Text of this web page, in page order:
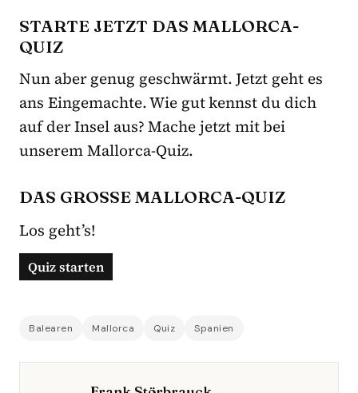
STARTE JETZT DAS MALLORCA-
QUIZ
Nun aber genug geschwärmt. Jetzt geht es
ans Eingemachte. Wie gut kennst du dich
auf der Insel aus? Mache jetzt mit bei
unserem Mallorca-Quiz.
DAS GROSSE MALLORCA-QUIZ
Los geht’s!
Balearen Mallorca Quiz Spanien